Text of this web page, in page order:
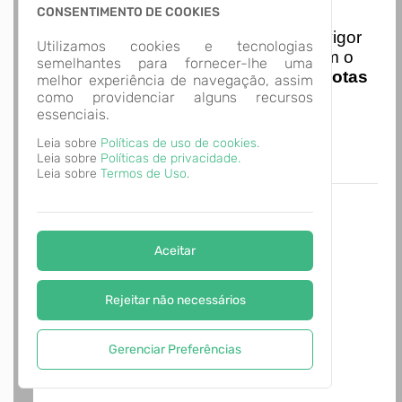
CONSENTIMENTO DE COOKIES
Utilizamos cookies e tecnologias
semelhantes para fornecer-lhe uma
melhor experiência de navegação, assim
como providenciar alguns recursos
essenciais.
Leia sobre Políticas de uso de cookies.
Leia sobre Políticas de privacidade.
Leia sobre Termos de Uso.
Aceitar
Rejeitar não necessários
Gerenciar Preferências
Nota Nacional
Iniciando em 01/01/2026
entra em vigor
a obrigatoriedade de integração com o
Ambiente de Dados Nacional das
Notas
de Serviço Eletrônicas
com isso
entraram em vigor
acesse o link abaixo e saiba mais.
Autoatendimento - MUNICÍPIO DE
ALVORADA
A página não foi
encontrada!
Desculpe, a página que você procura não
Voltar para o início